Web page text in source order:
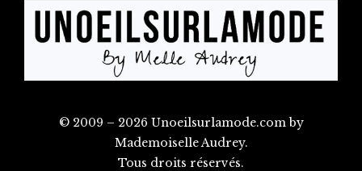
© 2009 – 2026 Unoeilsurlamode.com by
Mademoiselle Audrey.
Tous droits réservés.